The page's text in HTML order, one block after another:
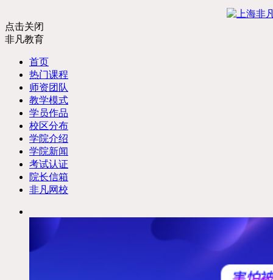
点击关闭
非凡教育
首页
热门课程
师资团队
教学模式
学员作品
校区分布
学院介绍
学院新闻
考试认证
院长信箱
非凡网校